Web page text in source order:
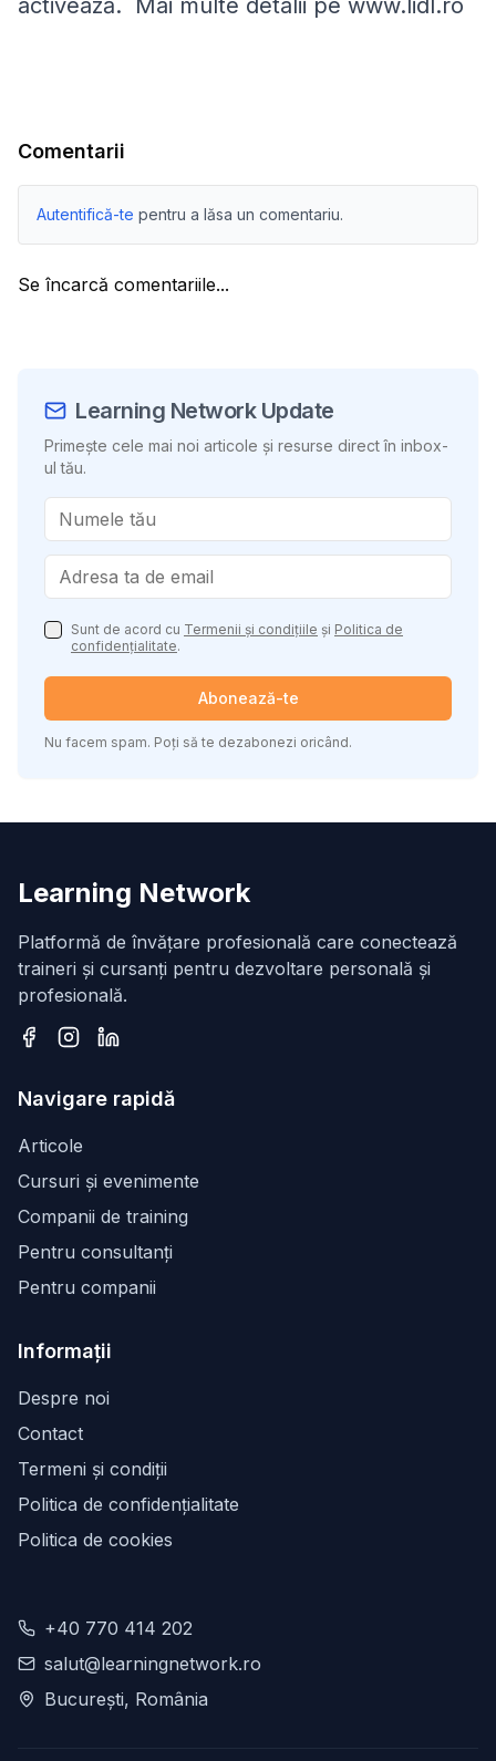
activează. Mai multe detalii pe www.lidl.ro
Comentarii
Autentifică-te pentru a lăsa un comentariu.
Se încarcă comentariile...
Learning Network Update
Primește cele mai noi articole și resurse direct în inbox-
ul tău.
Sunt de acord cu Termenii și condițiile și Politica de
confidențialitate.
Abonează-te
Nu facem spam. Poți să te dezabonezi oricând.
Learning Network
Platformă de învățare profesională care conectează
traineri și cursanți pentru dezvoltare personală și
profesională.
Navigare rapidă
Articole
Cursuri și evenimente
Companii de training
Pentru consultanți
Pentru companii
Informații
Despre noi
Contact
Termeni și condiții
Politica de confidențialitate
Politica de cookies
+40 770 414 202
salut@learningnetwork.ro
București, România